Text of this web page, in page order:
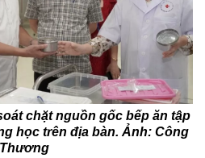
chặt nguồn gốc bếp ăn tập
học trên địa bàn. Ảnh: Công
Thương